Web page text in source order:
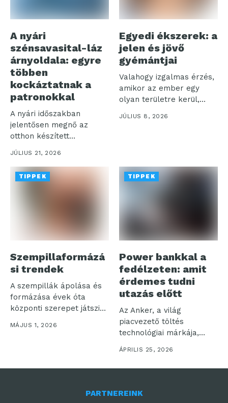
A nyári
szénsavasital-láz
árnyoldala: egyre
többen
kockáztatnak a
patronokkal
A nyári időszakban
jelentősen megnő az
otthon készített
szénsavas italok iránti
JÚLIUS 21, 2026
Egyedi ékszerek: a
jelen és jövő
gyémántjai
Valahogy izgalmas érzés,
amikor az ember egy
olyan területre kerül,
amelyet talán...
JÚLIUS 8, 2026
TIPPEK
Szempillaformázá
si trendek
A szempillák ápolása és
formázása évek óta
központi szerepet játszik
a szépségápolásban,...
MÁJUS 1, 2026
TIPPEK
Power bankkal a
fedélzeten: amit
érdemes tudni
utazás előtt
Az Anker, a világ
piacvezető töltés
technológiai márkája,
valamint az útközbeni
ÁPRILIS 25, 2026
PARTNEREINK